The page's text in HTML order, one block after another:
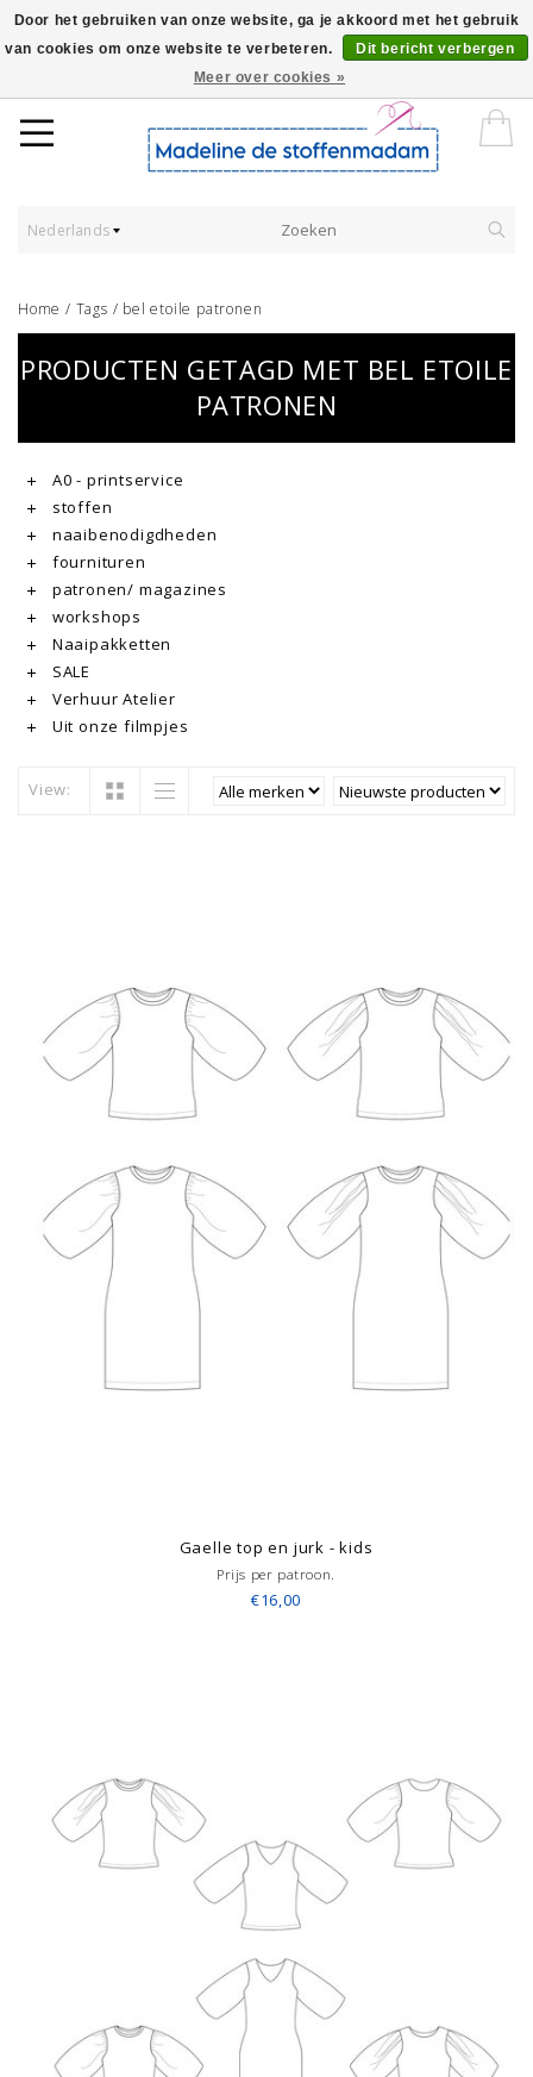
Worldwide Shipping - Onze stoffen worden verkocht per 10 cm.
Nederlands
Home / Tags / bel etoile patronen
PRODUCTEN GETAGD MET BEL ETOILE
PATRONEN
A0 - printservice
stoffen
naaibenodigdheden
fournituren
patronen/ magazines
workshops
Naaipakketten
SALE
Verhuur Atelier
Uit onze filmpjes
View:
Gaelle top en jurk - kids
Prijs per patroon.
€16,00
Door het gebruiken van onze website, ga je akkoord met het gebruik
van cookies om onze website te verbeteren.
Dit bericht verbergen
Meer over cookies »